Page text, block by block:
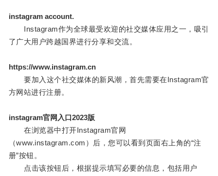
instagram account.
Instagram作为全球最受欢迎的社交媒体应用之一，吸引
了广大用户跨越国界进行分享和交流。
https://www.instagram.cn
要加入这个社交媒体的新风潮，首先需要在Instagram官
方网站进行注册。
instagram官网入口2023版
在浏览器中打开Instagram官网
（www.instagram.com）后，您可以看到页面右上角的“注
册”按钮。
点击该按钮后，根据提示填写必要的信息，包括用户